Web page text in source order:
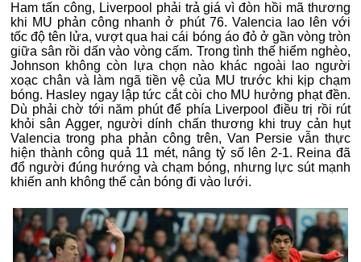
Ham tấn công, Liverpool phải trả giá vì đòn hồi mã thương
khi MU phản công nhanh ở phút 76. Valencia lao lên với
tốc độ tên lửa, vượt qua hai cái bóng áo đỏ ở gần vòng tròn
giữa sân rồi dấn vào vòng cấm. Trong tình thế hiểm nghèo,
Johnson không còn lựa chọn nào khác ngoài lao người
xoạc chân và làm ngã tiền vệ của MU trước khi kịp chạm
bóng. Hasley ngay lập tức cắt còi cho MU hưởng phạt đền.
Dù phải chờ tới năm phút để phía Liverpool điều trị rồi rút
khỏi sân Agger, người dính chấn thương khi truy cản hụt
Valencia trong pha phản công trên, Van Persie vẫn thực
hiện thành công quả 11 mét, nâng tỷ số lên 2-1. Reina đã
đổ người đúng hướng và chạm bóng, nhưng lực sút mạnh
khiến anh không thể cản bóng đi vào lưới.